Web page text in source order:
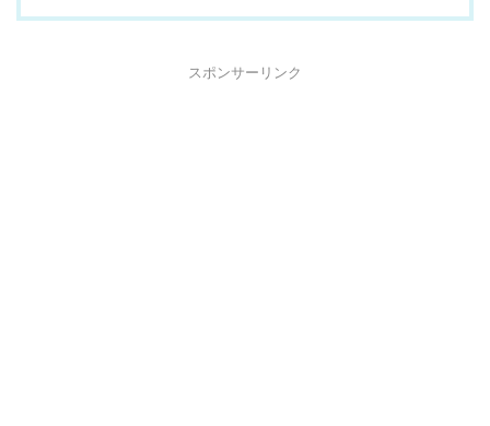
スポンサーリンク